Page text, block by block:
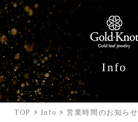
Info
TOP Info 営業時間のお知らせ